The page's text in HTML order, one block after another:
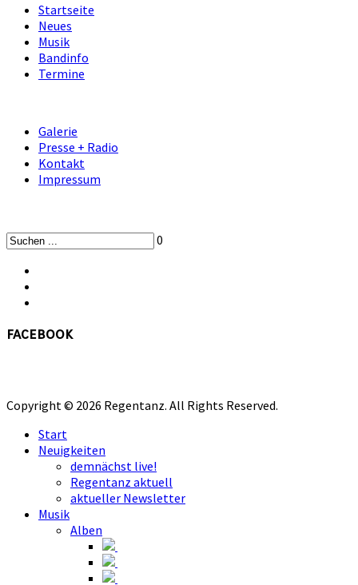
Startseite
Neues
Musik
Bandinfo
Termine
Galerie
Presse + Radio
Kontakt
Impressum
0
facebook
Copyright © 2026 Regentanz. All Rights Reserved.
Start
Neuigkeiten
demnächst live!
Regentanz aktuell
aktueller Newsletter
Musik
Alben